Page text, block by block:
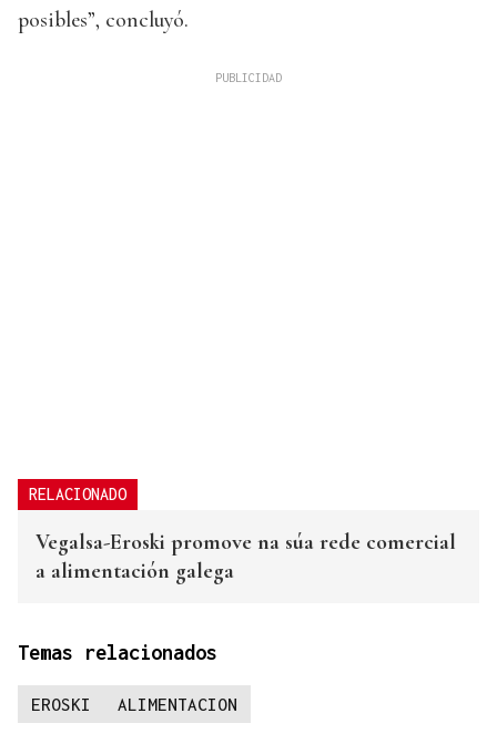
posibles”, concluyó.
RELACIONADO
Vegalsa-Eroski promove na súa rede comercial
a alimentación galega
Temas relacionados
EROSKI ALIMENTACION